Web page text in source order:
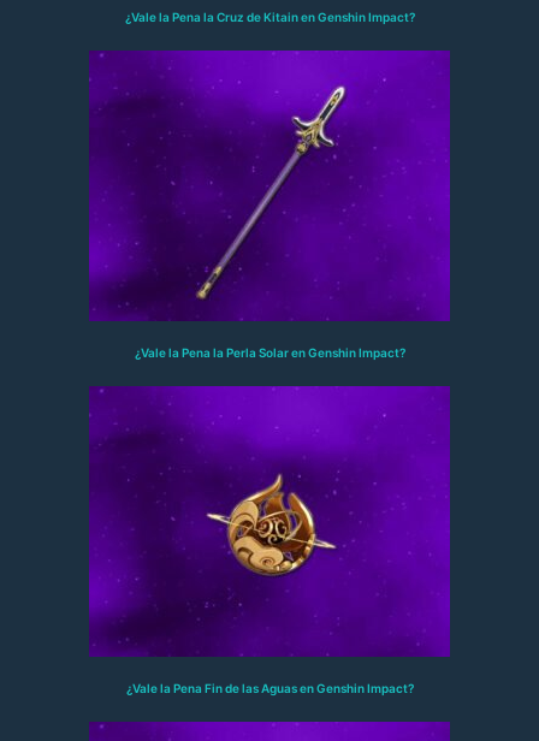
¿Vale la Pena la Cruz de Kitain en Genshin Impact?
¿Vale la Pena la Perla Solar en Genshin Impact?
¿Vale la Pena Fin de las Aguas en Genshin Impact?